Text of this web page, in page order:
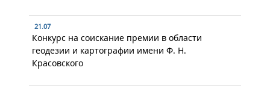
21.07
Конкурс на соискание премии в области
геодезии и картографии имени Ф. Н.
Красовского